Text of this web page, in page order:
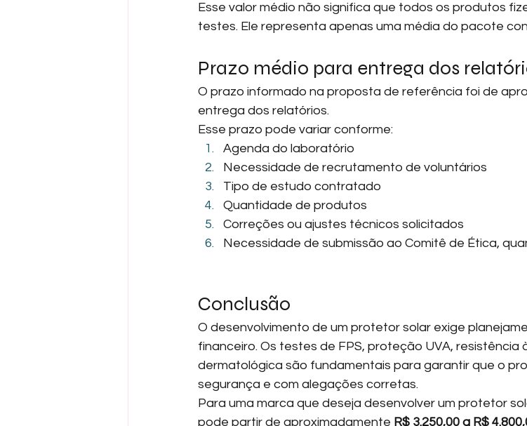
Esse valor médio não significa que todos os produtos
testes. Ele representa apenas uma média do pacote
Prazo médio para entrega dos
O prazo informado na proposta de referência foi de
entrega dos relatórios.
Esse prazo pode variar conforme:
Agenda do laboratório
Necessidade de recrutamento de voluntários
Tipo de estudo contratado
Quantidade de produtos
Correções ou ajustes técnicos solicitados
Necessidade de submissão ao Comitê de Ética,
Conclusão
O desenvolvimento de um protetor solar exige
financeiro. Os testes de FPS, proteção UVA, resistência
dermatológica são fundamentais para garantir que o
segurança e com alegações corretas.
Para uma marca que deseja desenvolver um protetor
pode partir de aproximadamente R$ 3.250,00 a R$